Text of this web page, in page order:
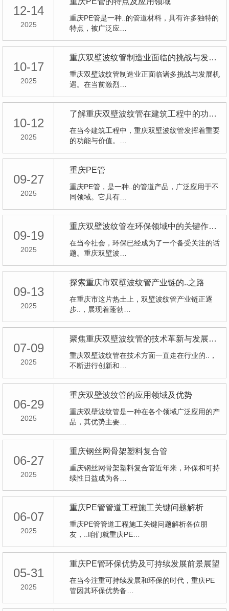
12-14
2025
重庆PE管是一种..的管道材料，具有许多独特的
特点，被广泛应…
10-17
2025
重庆双壁波纹管制造业面临的挑战与发展机遇
重庆双壁波纹管制造业正面临诸多挑战与发展机
遇。在当前激烈…
10-12
2025
了解重庆双壁波纹管在建筑工程中的功能与价值
在当今建筑工程中，重庆双壁波纹管发挥着重要
的功能与价值。…
09-27
2025
重庆PE管
重庆PE管，是一种..的管道产品，广泛应用于不
同领域。它具有…
09-19
2025
重庆双壁波纹管在环保领域中的关键作用分析
在当今社会，环保已经成为了一个备受关注的话
题。重庆双壁波…
09-13
2025
探索重庆市双壁波纹管产业链的..之路
在重庆市这片热土上，双壁波纹管产业链正逐
步..，展现着蓬勃…
07-09
2025
聚焦重庆双壁波纹管的技术革新与发展趋势
重庆双壁波纹管在技术方面一直走在行业的..，
不断进行创新和…
06-29
2025
重庆双壁波纹管的应用领域及优势
重庆双壁波纹管是一种在各个领域广泛应用的产
品，其优势主要…
06-27
2025
重庆钢丝网骨架塑料复合管
重庆钢丝网骨架塑料复合管近年来，环保和可持
续性日益成为各…
06-07
2025
重庆PE管管道工程施工关键问题解析
重庆PE管管道工程施工关键问题解析各位朋
友，..咱们就重庆PE…
05-31
2025
重庆PE管环保优势及可持续发展前景展望
在当今注重可持续发展和环保的时代，重庆PE
管因其环保优势备…